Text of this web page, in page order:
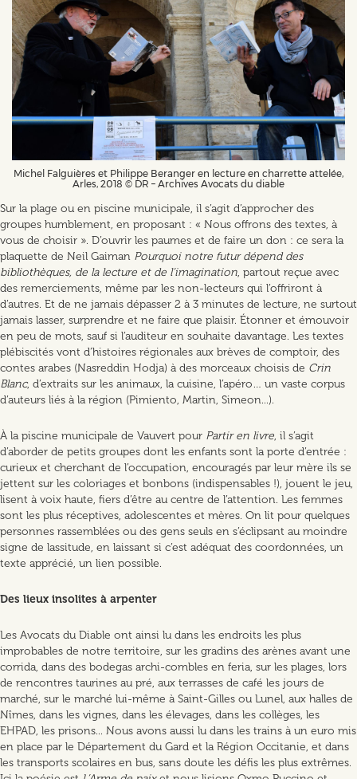
Michel Falguières et Philippe Beranger en lecture en charrette attelée,
Arles, 2018 © DR – Archives Avocats du diable
Sur la plage ou en piscine municipale, il s’agit d’approcher des
groupes humblement, en proposant : « Nous offrons des textes, à
vous de choisir ». D’ouvrir les paumes et de faire un don : ce sera la
plaquette de Neil Gaiman Pourquoi notre futur dépend des
bibliothèques, de la lecture et de l’imagination, partout reçue avec
des remerciements, même par les non-lecteurs qui l’offriront à
d’autres. Et de ne jamais dépasser 2 à 3 minutes de lecture, ne surtout
jamais lasser, surprendre et ne faire que plaisir. Étonner et émouvoir
en peu de mots, sauf si l’auditeur en souhaite davantage. Les textes
plébiscités vont d’histoires régionales aux brèves de comptoir, des
contes arabes (Nasreddin Hodja) à des morceaux choisis de Crin
Blanc, d’extraits sur les animaux, la cuisine, l’apéro… un vaste corpus
d’auteurs liés à la région (Pimiento, Martin, Simeon...).
À la piscine municipale de Vauvert pour Partir en livre, il s’agit
d’aborder de petits groupes dont les enfants sont la porte d’entrée :
curieux et cherchant de l’occupation, encouragés par leur mère ils se
jettent sur les coloriages et bonbons (indispensables !), jouent le jeu,
lisent à voix haute, fiers d’être au centre de l’attention. Les femmes
sont les plus réceptives, adolescentes et mères. On lit pour quelques
personnes rassemblées ou des gens seuls en s’éclipsant au moindre
signe de lassitude, en laissant si c’est adéquat des coordonnées, un
texte apprécié, un lien possible.
Des lieux insolites à arpenter
Les Avocats du Diable ont ainsi lu dans les endroits les plus
improbables de notre territoire, sur les gradins des arènes avant une
corrida, dans des bodegas archi-combles en feria, sur les plages, lors
de rencontres taurines au pré, aux terrasses de café les jours de
marché, sur le marché lui-même à Saint-Gilles ou Lunel, aux halles de
Nîmes, dans les vignes, dans les élevages, dans les collèges, les
EHPAD, les prisons... Nous avons aussi lu dans les trains à un euro mis
en place par le Département du Gard et la Région Occitanie, et dans
les transports scolaires en bus, sans doute les défis les plus extrêmes.